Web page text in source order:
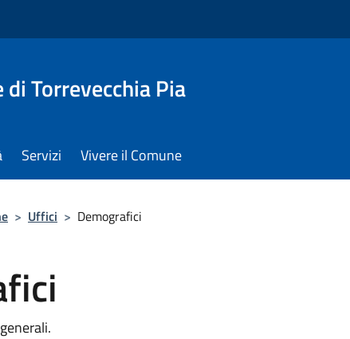
di Torrevecchia Pia
Servizi Vivere il Comune
> Uffici > Demografici